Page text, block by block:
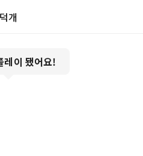
덕개
레이 됐어요!